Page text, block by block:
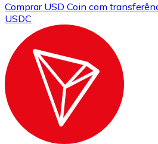
Comprar USD Coin com
USDC